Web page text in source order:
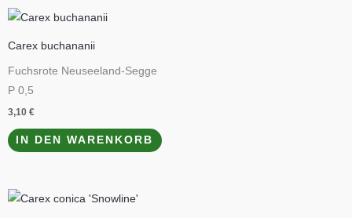
Carex buchananii
Fuchsrote Neuseeland-Segge
P 0,5
3,10 €
IN DEN WARENKORB